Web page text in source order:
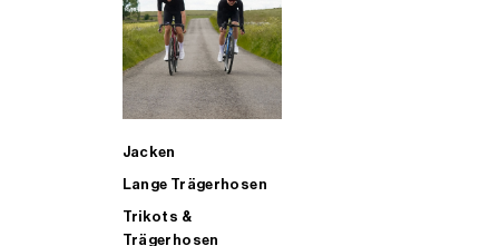
Jacken
Lange Trägerhosen
Trikots &
Trägerhosen
ALLE TRIATHLONARTIKEL FÜR MÄNNER KAUFEN